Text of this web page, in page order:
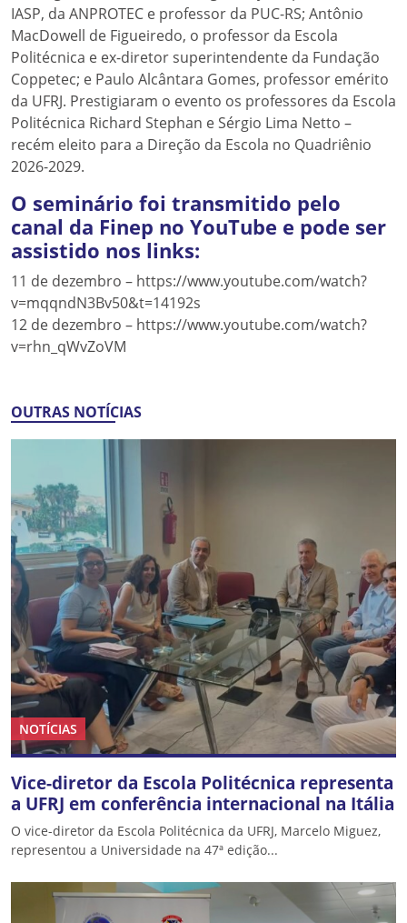
IASP, da ANPROTEC e professor da PUC-RS; Antônio
MacDowell de Figueiredo, o professor da Escola
Politécnica e ex-diretor superintendente da Fundação
Coppetec; e Paulo Alcântara Gomes, professor emérito
da UFRJ. Prestigiaram o evento os professores da Escola
Politécnica Richard Stephan e Sérgio Lima Netto –
recém eleito para a Direção da Escola no Quadriênio
2026-2029.
O seminário foi transmitido pelo
canal da Finep no YouTube e pode ser
assistido nos links:
11 de dezembro – https://www.youtube.com/watch?
v=mqqndN3Bv50&t=14192s
12 de dezembro – https://www.youtube.com/watch?
v=rhn_qWvZoVM
OUTRAS NOTÍCIAS
NOTÍCIAS
Vice-diretor da Escola Politécnica representa
a UFRJ em conferência internacional na Itália
O vice-diretor da Escola Politécnica da UFRJ, Marcelo Miguez,
representou a Universidade na 47ª edição...